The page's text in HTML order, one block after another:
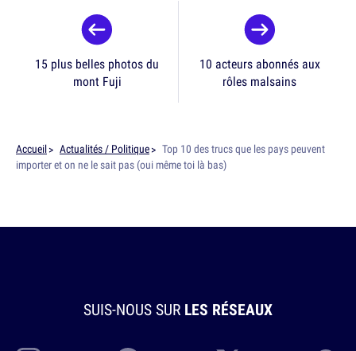
15 plus belles photos du
mont Fuji
10 acteurs abonnés aux
rôles malsains
Accueil Actualités / Politique
Top 10 des trucs que les pays peuvent
importer et on ne le sait pas (oui même toi là bas)
SUIS-NOUS SUR LES RÉSEAUX